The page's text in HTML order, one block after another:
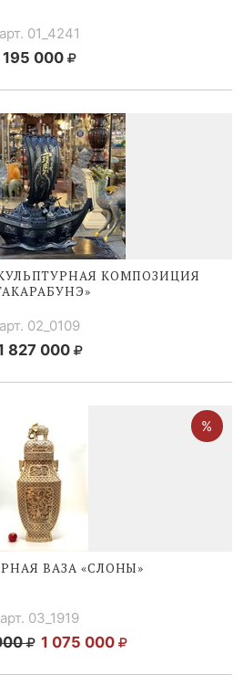
арт. 01_4241
195 000
КОМПОЗИЦИЯ
арт. 02_0109
827 000
ВАЗА «СЛОНЫ»
арт. 03_1919
1 075 000